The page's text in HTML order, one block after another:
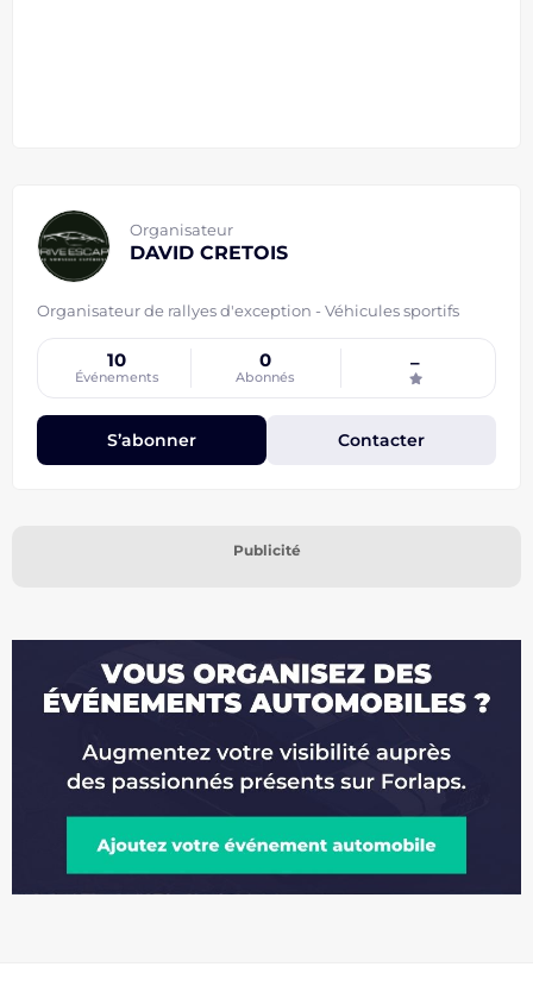
Organisateur
DAVID CRETOIS
Organisateur de rallyes d'exception - Véhicules sportifs
10
Événements
0
Abonnés
–
S’abonner Contacter
Publicité